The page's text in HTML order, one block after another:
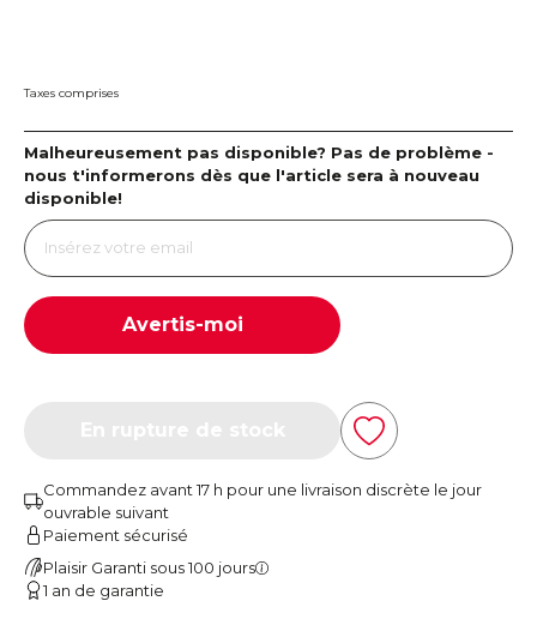
Taxes comprises
Malheureusement pas disponible? Pas de problème -
nous t'informerons dès que l'article sera à nouveau
disponible!
Avertis-moi
Commandez avant 17 h pour une livraison discrète le jour
ouvrable suivant
Paiement sécurisé
Plaisir Garanti sous 100 jours
1 an de garantie